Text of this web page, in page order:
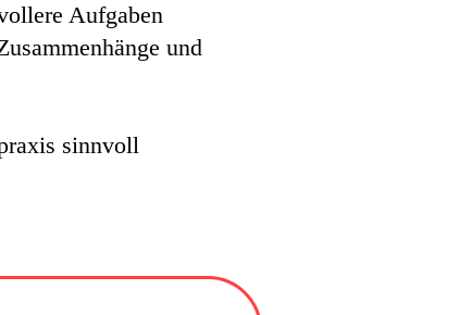
Aufgaben
und
sinnvoll